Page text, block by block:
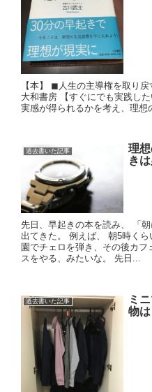
【本】 ◼︎人生の主導権を取り
大和書房 【すぐにでも実践し
実感が得られるかを考え、理想
過去書いた記事
理
き
先日、早起きの本を読み、 「
出てきた。 例えば、 朝5時く
園でチェロを弾き、その後カ
スをやる、みたいな。 先日...
過去書いた記事
ミ
物